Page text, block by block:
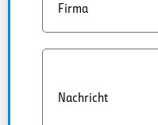
Firma
Nachricht